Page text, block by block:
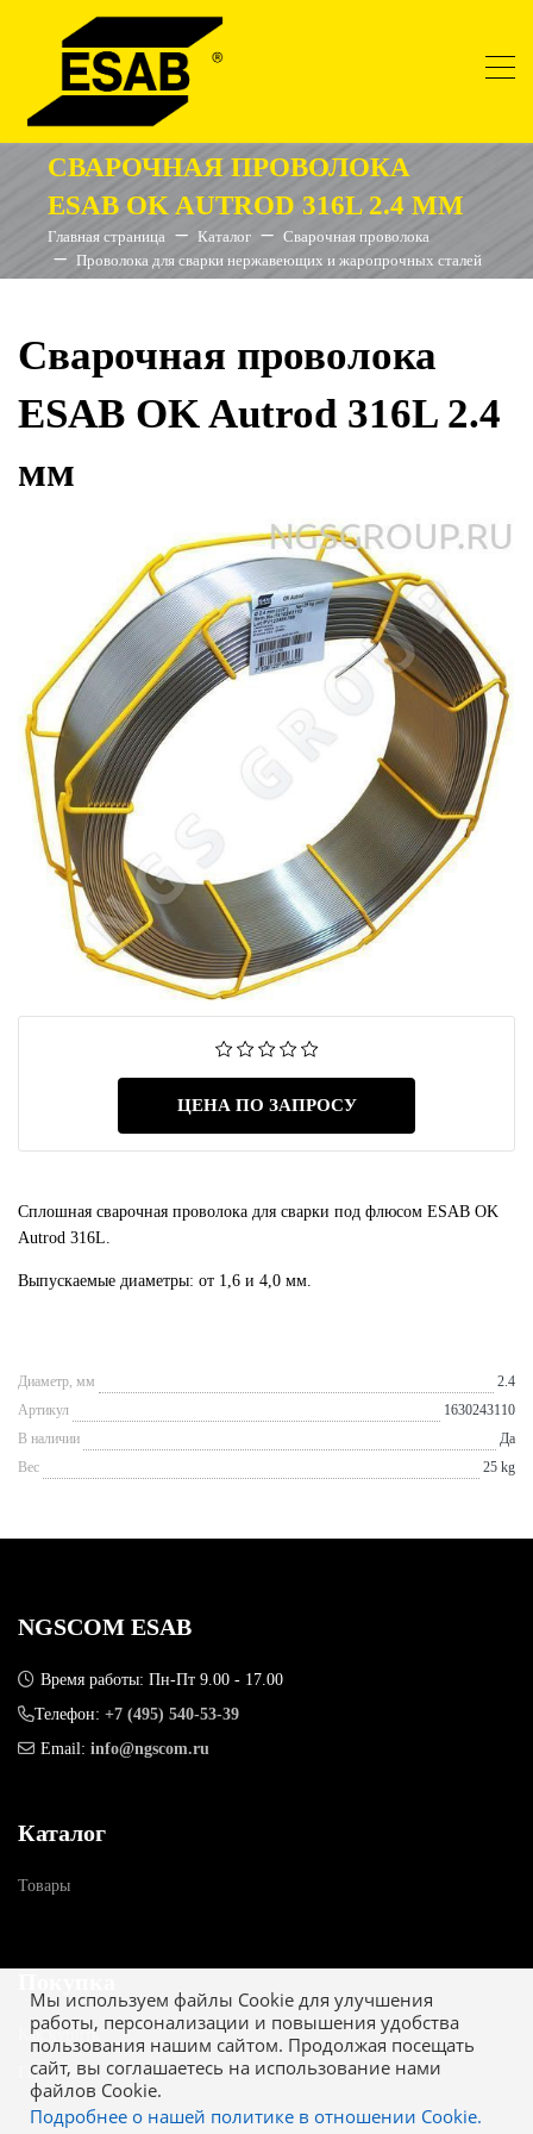
СВАРОЧНАЯ ПРОВОЛОКА
ESAB OK AUTROD 316L 2.4 ММ
Главная страница Каталог
Сварочная проволока
Проволока для сварки нержавеющих и жаропрочных сталей
Сварочная проволока
ESAB OK Autrod 316L 2.4
мм
ЦЕНА ПО ЗАПРОСУ
Сплошная сварочная проволока для сварки под флюсом ESAB OK
Autrod 316L.
Выпускаемые диаметры: от 1,6 и 4,0 мм.
Диаметр, мм
2.4
Артикул
1630243110
В наличии
Да
Вес
25 kg
Мы используем файлы Cookie для улучшения
работы, персонализации и повышения удобства
пользования нашим сайтом. Продолжая посещать
сайт, вы соглашаетесь на использование нами
файлов Cookie.
Подробнее о нашей политике в отношении Cookie.
NGSCOM ESAB
Время работы: Пн-Пт 9.00 - 17.00
Телефон: +7 (495) 540-53-39
Email: info@ngscom.ru
Каталог
Товары
Как купить
Гарантия